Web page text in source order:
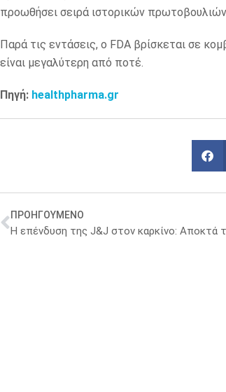
προωθήσει σειρά ιστορικών
Παρά τις εντάσεις, ο FDA βρίσκεται σε
είναι μεγαλύτερη από ποτέ.
Πηγή: healthpharma.gr
ΠΡΟΗΓΟΥΜΕΝΟ